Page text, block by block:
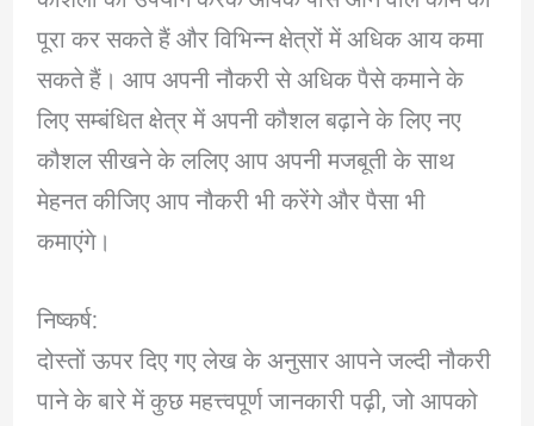
पूरा कर सकते हैं और विभिन्न क्षेत्रों में अधिक आय कमा
सकते हैं। आप अपनी नौकरी से अधिक पैसे कमाने के
लिए सम्बंधित क्षेत्र में अपनी कौशल बढ़ाने के लिए नए
कौशल सीखने के ललिए आप अपनी मजबूती के साथ
मेहनत कीजिए आप नौकरी भी करेंगे और पैसा भी
कमाएंगे।
निष्कर्ष:
दोस्तों ऊपर दिए गए लेख के अनुसार आपने जल्दी नौकरी
पाने के बारे में कुछ महत्त्वपूर्ण जानकारी पढ़ी, जो आपको